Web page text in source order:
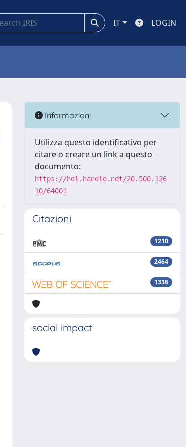
IT LOGIN
Informazioni
Utilizza questo identificativo per
citare o creare un link a questo
documento:
https://hdl.handle.net/20.500.126
10/64001
Citazioni
1210
2464
1336
social impact